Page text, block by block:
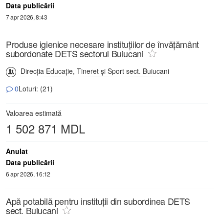
Data publicării
7 apr 2026, 8:43
Produse igienice necesare instituțiilor de învățământ
subordonate DETS sectorul Buiucani
Direcţia Educaţie, Tineret şi Sport sect. Buiucani
0Loturi: (21)
Valoarea estimată
1 502 871 MDL
Anulat
Data publicării
6 apr 2026, 16:12
Apă potabilă pentru instituții din subordinea DETS
sect. Buiucani